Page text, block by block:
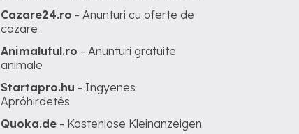
Cazare24.ro - Anunturi cu oferte de
cazare
Animalutul.ro - Anunturi gratuite
animale
Startapro.hu - Ingyenes
Apróhirdetés
Quoka.de - Kostenlose Kleinanzeigen